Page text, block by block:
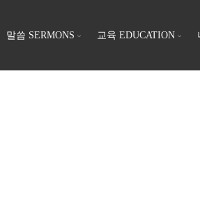
말씀 SERMONS 교육 EDUCATION